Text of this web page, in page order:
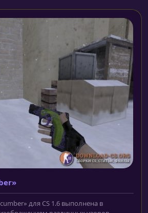
для CS 1.6 выполнена в